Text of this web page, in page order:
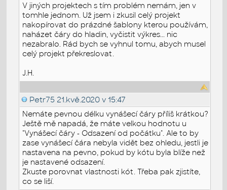
V jiných projektech s tím problém nemám, jen v
tomhle jednom. Už jsem i zkusil celý projekt
nakopírovat do prázdné šablony kterou používám,
naházet čáry do hladin, vyčistit výkres... nic
nezabralo. Rád bych se vyhnul tomu, abych musel
celý projekt překreslovat.
J.H.
Petr75 21.kvě.2020 v 15:47
Nemáte pevnou délku vynášecí čáry příliš krátkou?
Ještě mě napadá, že máte velkou hodnotu u
"Vynášecí čáry - Odsazení od počátku". Ale to by
zase vynášecí čára nebyla vidět bez ohledu, jestli je
nastavena na pevno, pokud by kótu byla blíže než
je nastavené odsazení.
Zkuste porovnat vlastnosti kót. Třeba pak zjistíte,
co se liší.